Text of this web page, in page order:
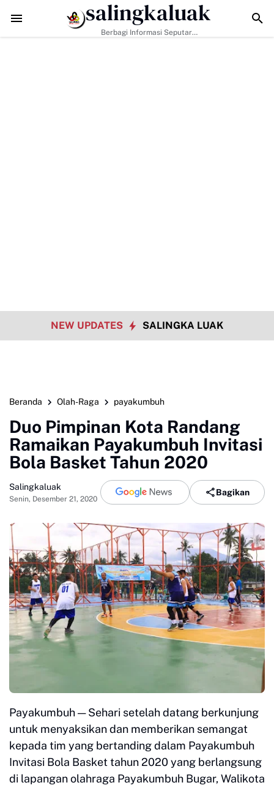
TMMD ke-129 Tak Hanya Bangun Jalan, Bekali Warga Buluh
salingkaluak
Berbagi Informasi Seputar
NEW UPDATES SALINGKA LUAK
Beranda Olah-Raga payakumbuh
Duo Pimpinan Kota Randang
Ramaikan Payakumbuh Invitasi
Bola Basket Tahun 2020
Salingkaluak
Senin, Desember 21, 2020
Bagikan
Payakumbuh — Sehari setelah datang berkunjung
untuk menyaksikan dan memberikan semangat
kepada tim yang bertanding dalam Payakumbuh
Invitasi Bola Basket tahun 2020 yang berlangsung
di lapangan olahraga Payakumbuh Bugar, Walikota